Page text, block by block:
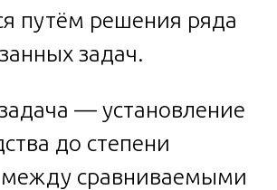
путём решения ряда
задач.
— установление
до степени
сравниваемыми